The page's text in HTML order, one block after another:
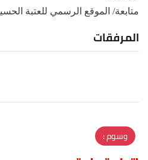
متابعة/ الموقع الرسمي للعتبة
المرفقات
وسوم :